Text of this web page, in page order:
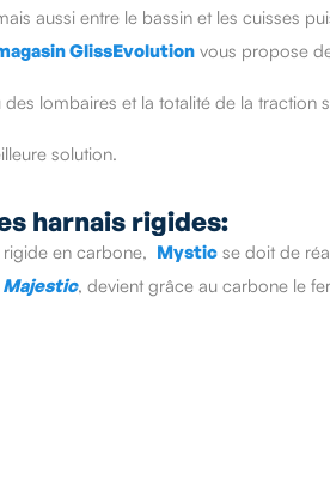
aussi entre le bassin et les cuisses
GlissEvolution vous propose
lombaires et la totalité de la traction
solution.
harnais rigides:
en carbone, Mystic se doit de
Majestic, devient grâce au carbone le